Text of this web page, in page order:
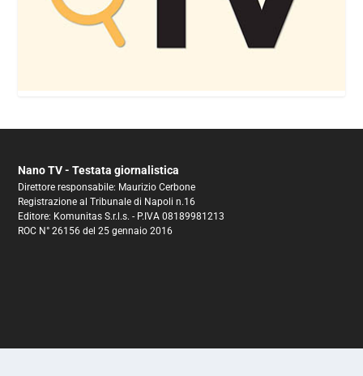
Nano TV - Testata giornalistica
Direttore responsabile: Maurizio Cerbone
Registrazione al Tribunale di Napoli n.16
Editore: Komunitas S.r.l.s. - P.IVA 08189981213
ROC N° 26156 del 25 gennaio 2016